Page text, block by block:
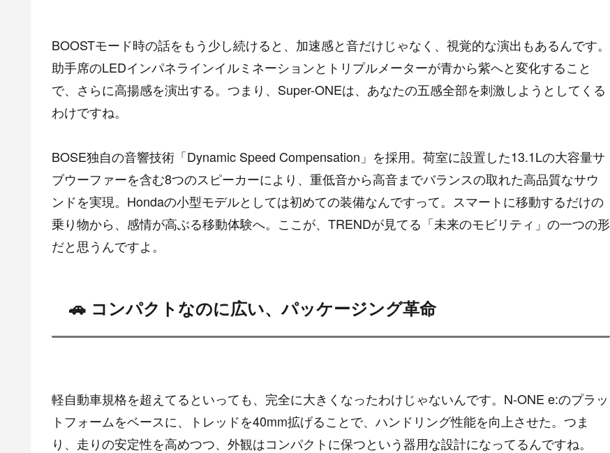
BOOSTモード時の話をもう少し続けると、加速感と音だけじゃなく、視覚的な演出もあるんです。
助手席のLEDインパネラインイルミネーションとトリプルメーターが青から紫へと変化すること
で、さらに高揚感を演出する。つまり、Super-ONEは、あなたの五感全部を刺激しようとしてくる
わけですね。
BOSE独自の音響技術「Dynamic Speed Compensation」を採用。荷室に設置した13.1Lの大容量サ
ブウーファーを含む8つのスピーカーにより、重低音から高音までバランスの取れた高品質なサウ
ンドを実現。Hondaの小型モデルとしては初めての装備なんですって。スマートに移動するだけの
乗り物から、感情が高ぶる移動体験へ。ここが、TRENDが見てる「未来のモビリティ」の一つの形
だと思うんですよ。
🚗 コンパクトなのに広い、パッケージング革命
軽自動車規格を超えてるといっても、完全に大きくなったわけじゃないんです。N-ONE e:のプラッ
トフォームをベースに、トレッドを40mm拡げることで、ハンドリング性能を向上させた。つま
り、走りの安定性を高めつつ、外観はコンパクトに保つという器用な設計になってるんですね。